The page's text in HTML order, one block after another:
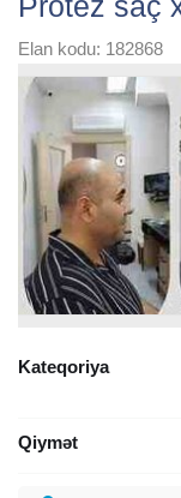
Elan kodu: 182868
Kateqoriya
Qiymət